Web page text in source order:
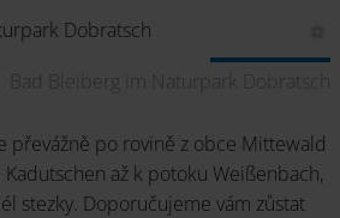
Bad Bleiberg im Naturpark Dobratsch
převážně po rovině z obce Mittewald
až k potoku Weißenbach,
stezky. Doporučujeme vám zůstat